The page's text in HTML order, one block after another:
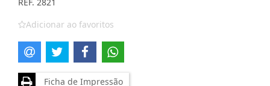
Adicionar ao favoritos
Ficha de Impressão